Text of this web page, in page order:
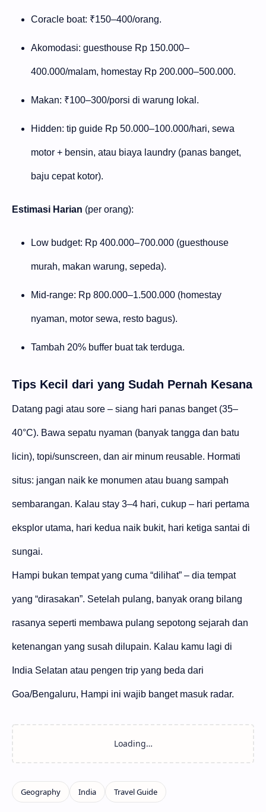
Coracle boat: ₹150–400/orang.
Akomodasi: guesthouse Rp 150.000–
400.000/malam, homestay Rp 200.000–500.000.
Makan: ₹100–300/porsi di warung lokal.
Hidden: tip guide Rp 50.000–100.000/hari, sewa
motor + bensin, atau biaya laundry (panas banget,
baju cepat kotor).
Estimasi Harian (per orang):
Low budget: Rp 400.000–700.000 (guesthouse
murah, makan warung, sepeda).
Mid-range: Rp 800.000–1.500.000 (homestay
nyaman, motor sewa, resto bagus).
Tambah 20% buffer buat tak terduga.
Tips Kecil dari yang Sudah Pernah Kesana
Datang pagi atau sore – siang hari panas banget (35–
40°C). Bawa sepatu nyaman (banyak tangga dan batu
licin), topi/sunscreen, dan air minum reusable. Hormati
situs: jangan naik ke monumen atau buang sampah
sembarangan. Kalau stay 3–4 hari, cukup – hari pertama
eksplor utama, hari kedua naik bukit, hari ketiga santai di
sungai.
Hampi bukan tempat yang cuma “dilihat” – dia tempat
yang “dirasakan”. Setelah pulang, banyak orang bilang
rasanya seperti membawa pulang sepotong sejarah dan
ketenangan yang susah dilupain. Kalau kamu lagi di
India Selatan atau pengen trip yang beda dari
Goa/Bengaluru, Hampi ini wajib banget masuk radar.